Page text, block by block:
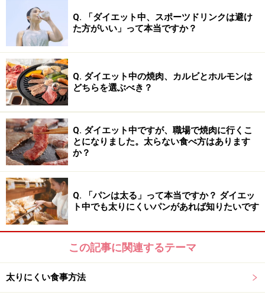
賢い選択肢として、手作りドレッシングもおすすめで
す。オリーブオイルやゴマ油にレモン汁・酢・しょう
ゆ・塩こしょうを組み合わせるだけで簡単に作れます。
サラダにちりめんじゃこ・塩昆布・かつお節・ゴマなど
をトッピングすると、少量のドレッシングでも満足感が
得られます。
クリーミー系ドレッシング（マヨネーズ・ゴマ・シーザ
ーなど）は高カロリーなので量に注意する
ノンオイルドレッシングはかけ過ぎに注意し、必ず成分
表示を確認する
手作りドレッシングで油の量を自分でコントロールする
ちりめんじゃこや塩昆布などのトッピングで少量でも満
足感を高める
緑黄色野菜はサラダだけでなく、蒸す・炒めるなど加熱
調理でも積極的に取り入れる
Q. 「ダイエット中、スポーツドリンクは避け
た方がいい」って本当ですか？
Q. ダイエット中の焼肉、カルビとホルモンは
どちらを選ぶべき？
Q. ダイエット中ですが、職場で焼肉に行くこ
とになりました。太らない食べ方はあります
か？
Q. 「パンは太る」って本当ですか？ ダイエッ
ト中でも太りにくいパンがあれば知りたいです
この記事に関連するテーマ
太りにくい食事方法